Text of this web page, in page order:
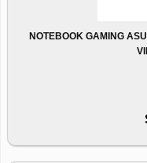
NOTEBOOK GAMING